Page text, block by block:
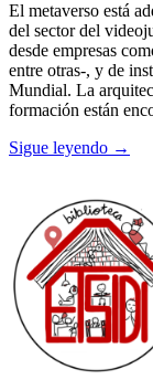
El metaverso está
del sector del
desde empresas
entre otras-, y de
Mundial. La
formación están
Sigue leyendo →